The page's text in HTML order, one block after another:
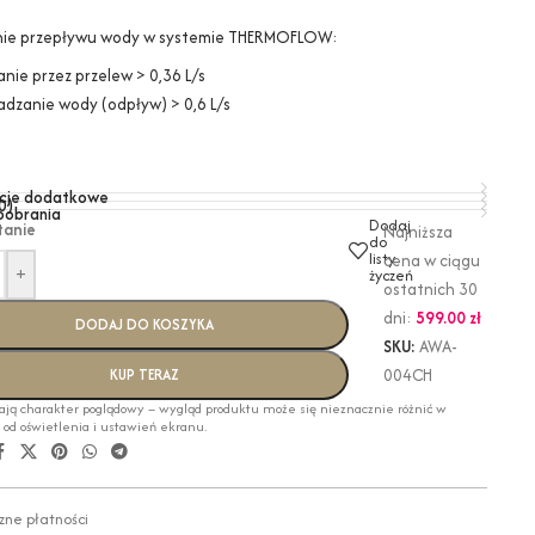
przepływu wody w systemie THERMOFLOW:
przez przelew > 0,36 L/s
wody (odpływ) > 0,6 L/s
dodatkowe
+
DODAJ DO KOSZYKA
KUP TERAZ
Dodaj
do
listy
życzeń
Najniższa
cena w ciągu
ostatnich 30
dni: 599.00 zł
SKU: AWA-
004CH
charakter poglądowy – wygląd produktu może się nieznacznie różnić w
od oświetlenia i ustawień ekranu.
płatności